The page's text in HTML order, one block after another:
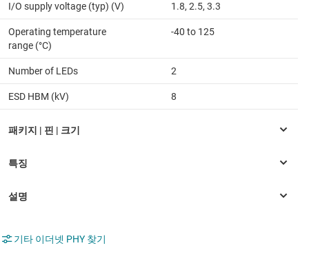
I/O supply voltage (typ) (V) 1.8, 2.5, 3.3
Operating temperature
range (°C)
-40 to 125
Number of LEDs 2
ESD HBM (kV) 8
기타 이더넷 PHY 찾기